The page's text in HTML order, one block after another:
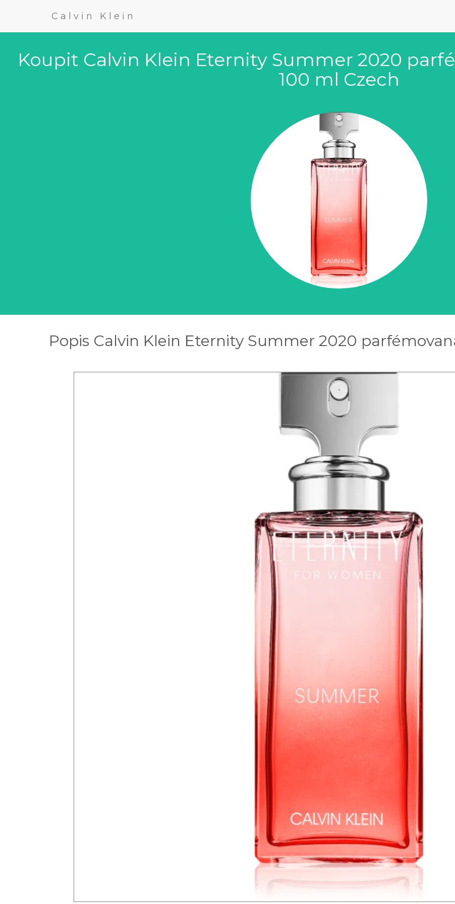
Calvin Klein
Koupit Calvin Klein Eternity Summer 2020
100 ml Czech
Popis Calvin Klein Eternity Summer 2020